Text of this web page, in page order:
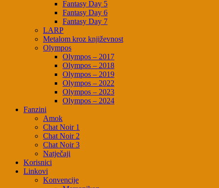
Fantasy Day 5
Fantasy Day 6
Fantasy Day 7
LARP
Metalom kroz književnost
Olympos
Olympos – 2017
Olympos – 2018
Olympos – 2019
Olympos – 2022
Olympos – 2023
Olympos – 2024
Fanzini
Amok
Chat Noir 1
Chat Noir 2
Chat Noir 3
Natječaji
Korisnici
Linkovi
Konvencije